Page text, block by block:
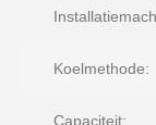
Koelmethode:
Capaciteit: